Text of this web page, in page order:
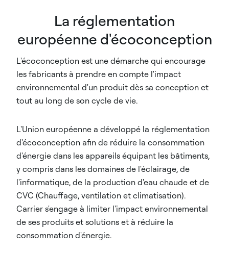
La réglementation
européenne d'écoconception
L'écoconception est une démarche qui encourage
les fabricants à prendre en compte l'impact
environnemental d'un produit dès sa conception et
tout au long de son cycle de vie.
L'Union européenne a développé la réglementation
d'écoconception afin de réduire la consommation
d'énergie dans les appareils équipant les bâtiments,
y compris dans les domaines de l'éclairage, de
l'informatique, de la production d'eau chaude et de
CVC (Chauffage, ventilation et climatisation).
Carrier s'engage à limiter l'impact environnemental
de ses produits et solutions et à réduire la
consommation d'énergie.